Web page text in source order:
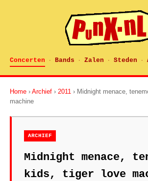
Concerten · Bands · Zalen · Steden ·
Home › Archief › 2011 › Midnight menace,
machine
ARCHIEF
Midnight menace,
kids, tiger love